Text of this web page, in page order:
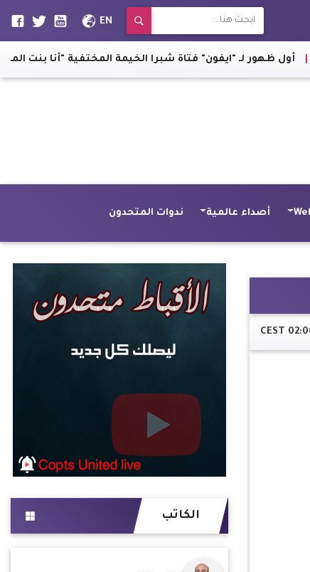
EN
لـ "ايفون" فتاة شبرا الخيمة المختفية "أنا بنت المسيح"
أصداء عالمية ندوات المتحدون
الكاتب